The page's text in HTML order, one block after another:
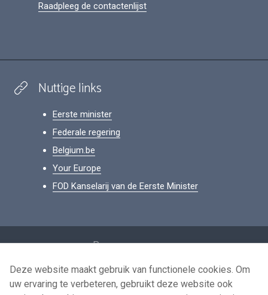
Raadpleeg de contactenlijst
Nuttige links
Eerste minister
Federale regering
Belgium.be
Your Europe
FOD Kanselarij van de Eerste Minister
Persoonsgegevens
Voorwaarden voor het hergebruik
Contacteer ons
Deze website maakt gebruik van functionele cookies. Om
uw ervaring te verbeteren, gebruikt deze website ook